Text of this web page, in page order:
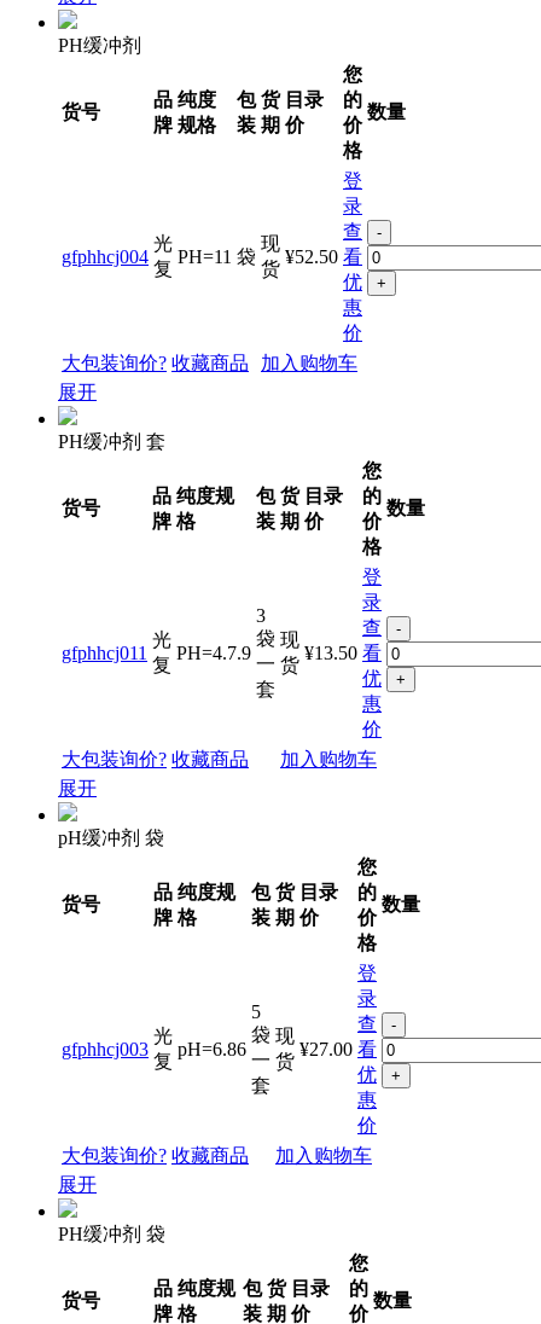
PH缓冲剂
货号
品
牌
纯度
规格
包
装
货
期
目录
价
您
的
价
格
数量
gfphhcj004
光
复
PH=11 袋
现
货
¥52.50
登
录
查
看
优
惠
价
-
+
大包装询价? 收藏商品
加入购物车
展开
PH缓冲剂 套
货号
品
牌
纯度规
格
包
装
货
期
目录
价
您
的
价
格
数量
gfphhcj011
光
复
PH=4.7.9
3
袋
一
套
现
货
¥13.50
登
录
查
看
优
惠
价
-
+
大包装询价? 收藏商品
加入购物车
展开
pH缓冲剂 袋
货号
品
牌
纯度规
格
包
装
货
期
目录
价
您
的
价
格
数量
gfphhcj003
光
复
pH=6.86
5
袋
一
套
现
货
¥27.00
登
录
查
看
优
惠
价
-
+
大包装询价? 收藏商品
加入购物车
展开
PH缓冲剂 袋
货号
品
牌
纯度规
格
包
装
货
期
目录
价
您
的
价
数量